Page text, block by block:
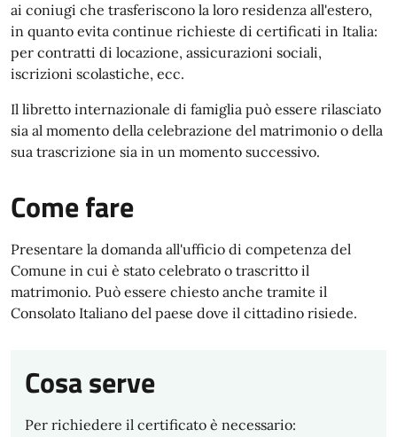
ai coniugi che trasferiscono la loro residenza all'estero,
in quanto evita continue richieste di certificati in Italia:
per contratti di locazione, assicurazioni sociali,
iscrizioni scolastiche, ecc.
Il libretto internazionale di famiglia può essere rilasciato
sia al momento della celebrazione del matrimonio o della
sua trascrizione sia in un momento successivo.
Come fare
Presentare la domanda all'ufficio di competenza del
Comune in cui è stato celebrato o trascritto il
matrimonio. Può essere chiesto anche tramite il
Consolato Italiano del paese dove il cittadino risiede.
Cosa serve
Per richiedere il certificato è necessario: